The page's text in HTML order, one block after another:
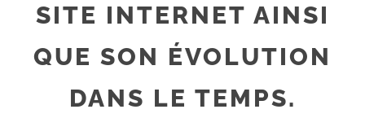
SITE INTERNET AINSI
QUE SON ÉVOLUTION
DANS LE TEMPS.